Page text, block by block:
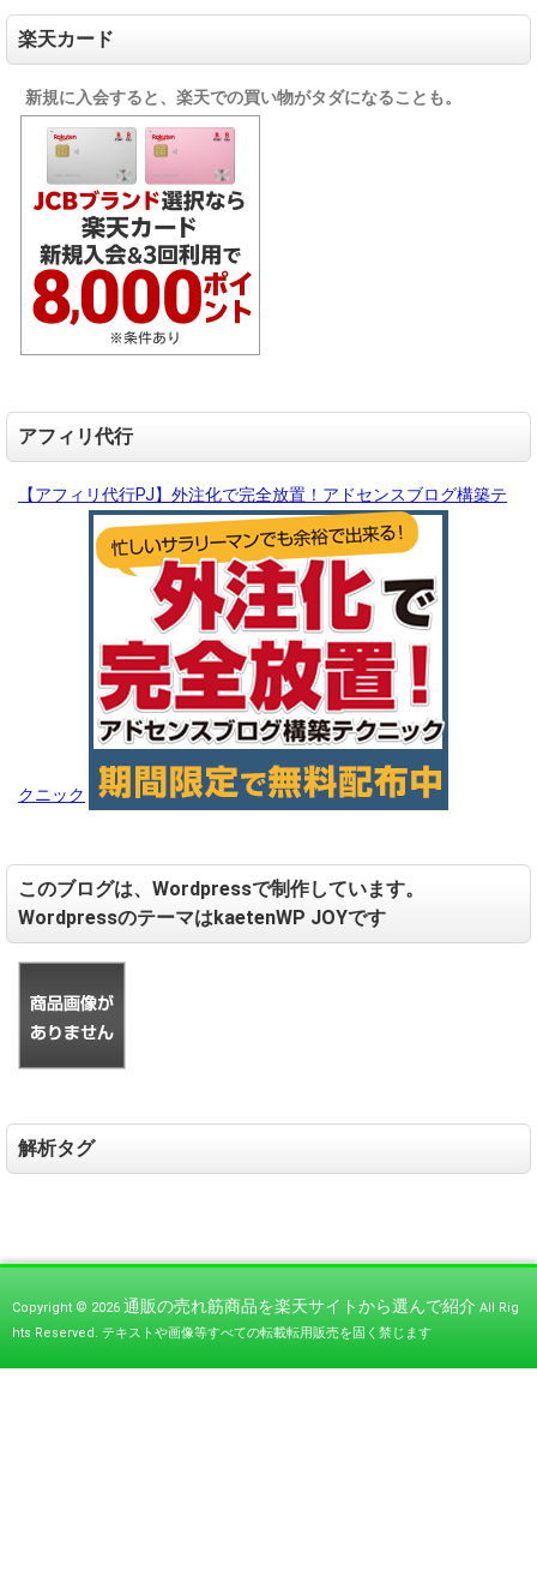
楽天カード
新規に入会すると、楽天での買い物がタダになることも。
アフィリ代行
【アフィリ代行PJ】外注化で完全放置！アドセンスブログ構築テ
クニック
このブログは、Wordpressで制作しています。
WordpressのテーマはkaetenWP JOYです
解析タグ
Copyright © 2026 通販の売れ筋商品を楽天サイトから選んで紹介 All Rig
hts Reserved. テキストや画像等すべての転載転用販売を固く禁じます